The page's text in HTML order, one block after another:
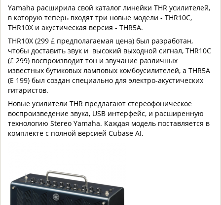
Yamaha расширила свой каталог линейки THR усилителей,
в которую теперь входят три новые модели - THR10C,
THR10X и акустическая версия - THR5A.
THR10X (299 £ предполагаемая цена) был разработан,
чтобы доставить звук и высокий выходной сигнал, THR10C
(£ 299) воспроизводит тон и звучание различных
известных бутиковых ламповых комбоусилителей, а THR5A
(Е 199) был создан специально для электро-акустических
гитаристов.
Новые усилители THR предлагают стереофоническое
воспроизведение звука, USB интерфейс, и расширенную
технологию Stereo Yamaha. Каждая модель поставляется в
комплекте с полной версией Cubase AI.